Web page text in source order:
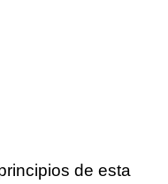
de esta